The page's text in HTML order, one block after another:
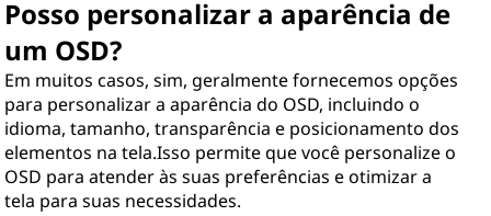
Posso personalizar a aparência de
um OSD?
Em muitos casos, sim, geralmente fornecemos opções
para personalizar a aparência do OSD, incluindo o
idioma, tamanho, transparência e posicionamento dos
elementos na tela.Isso permite que você personalize o
OSD para atender às suas preferências e otimizar a
tela para suas necessidades.